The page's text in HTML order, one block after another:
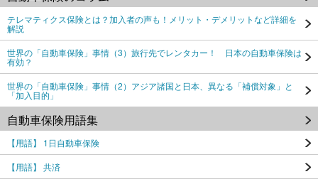
テレマティクス保険とは？加入者の声も！メリット・デメリットなど詳細を
解説
世界の「自動車保険」事情（3）旅行先でレンタカー！ 日本の自動車保険は
有効？
世界の「自動車保険」事情（2）アジア諸国と日本、異なる「補償対象」と
「加入目的」
自動車保険用語集
【用語】 1日自動車保険
【用語】 共済